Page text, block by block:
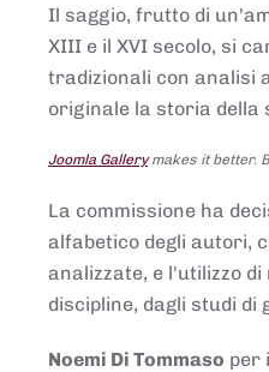
Il saggio, frutto di
XIII e il XVI secolo, si
tradizionali con analisi
originale la storia della
Joomla Gallerymakes it better.
La commissione ha
alfabetico degli autori,
analizzate, e l'utilizzo
discipline, dagli studi
Noemi Di Tommaso per